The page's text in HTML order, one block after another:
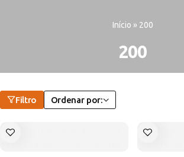
Início » 200
200
Filtro Ordenar por: